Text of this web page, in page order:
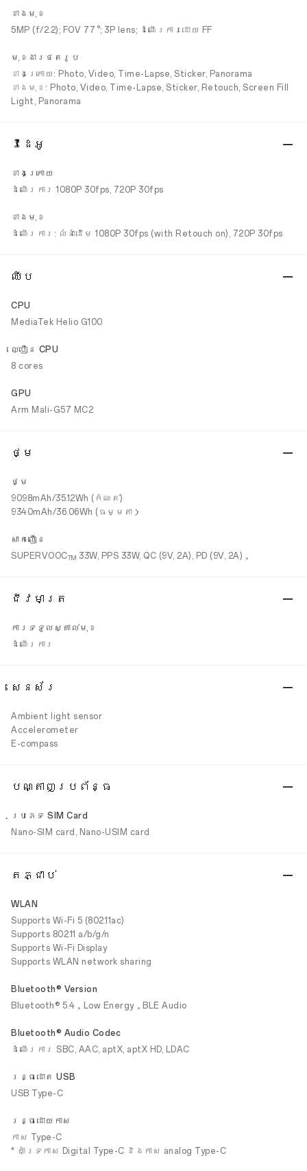
ខាងមុខ
5MP (f/2.2); FOV 77°; 3P lens; ដំណើរការដោយ FF
មុខងារថតរូប
ខាងក្រោយ: Photo, Video, Time-Lapse, Sticker, Panorama
ខាងមុខ: Photo, Video, Time-Lapse, Sticker, Retouch, Screen Fill
Light, Panorama
វីដេអូ
ខាងក្រោយ
ដំណើរការ 1080P 30fps, 720P 30fps
ខាងមុខ
ដំណើរការ: លំនាំដើម 1080P 30fps (with Retouch on), 720P 30fps
ឈីប
CPU
MediaTek Helio G100
ល្បឿន CPU
8 cores
GPU
Arm Mali-G57 MC2
ថ្ម
ថ្ម
9098mAh/35.12Wh (កំណត់)
9340mAh/36.06Wh (ធម្មតា）
សាកលឿន
SUPERVOOCTM 33W, PPS 33W, QC (9V, 2A), PD (9V, 2A)，
ជីវមាត្រ
ការទទួលស្គាល់មុខ
ដំណើរការ
សេនស័រ
Ambient light sensor
Accelerometer
E-compass
បណ្តាញប្រព័ន្ធ
ប្រភេទ SIM Card
Nano-SIM card, Nano-USIM card
តភ្ជាប់
WLAN
Supports Wi-Fi 5 (802.11ac)
Supports 802.11 a/b/g/n
Supports Wi-Fi Display
Supports WLAN network sharing
Bluetooth® Version
Bluetooth® 5.4，Low Energy，BLE Audio
Bluetooth® Audio Codec
ដំណើរការ SBC, AAC, aptX, aptX HD, LDAC
រន្ធដោត USB
USB Type-C
រន្ធដោយកាស
កាស Type-C
* គាំទ្រកាស Digital Type-C និងកាស analog Type-C